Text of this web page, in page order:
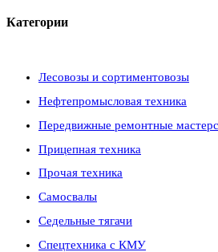
Категории
Лесовозы и сортиментовозы
Нефтепромысловая техника
Передвижные ремонтные
Прицепная техника
Прочая техника
Самосвалы
Седельные тягачи
Спецтехника с КМУ